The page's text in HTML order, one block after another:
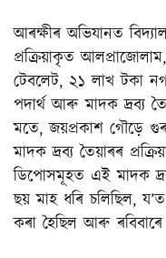
আৰক্ষীৰ অভিযানত
প্ৰক্ৰিয়াকৃত
টেবলেট, ২১ লাখ টকা
পদাৰ্থ আৰু মাদক দ্ৰব্য
মতে, জয়প্ৰকাশ গৌড়ে
মাদক দ্ৰব্য তৈয়াৰৰ
ডিপোসমূহত এই মাদক
ছয় মাহ ধৰি চলিছিল,
কৰা হৈছিল আৰু ৰবিবাৰে